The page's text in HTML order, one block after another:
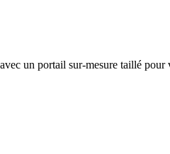
un portail sur-mesure taillé pour